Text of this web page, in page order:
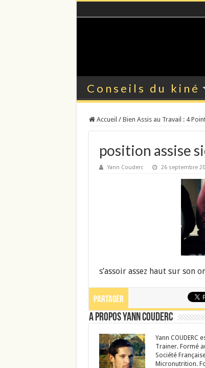
Conseils du kiné
Accueil / Bien Assis au Travail : 4
position assise
Yann Couderc 26 septembre
s’assoir assez haut sur son
Partager
A propos Yann Couderc
Yann COUDERC
Trainer. Formé
Société
Micronutrition.